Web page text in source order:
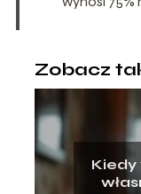
Zobacz
Kiedy